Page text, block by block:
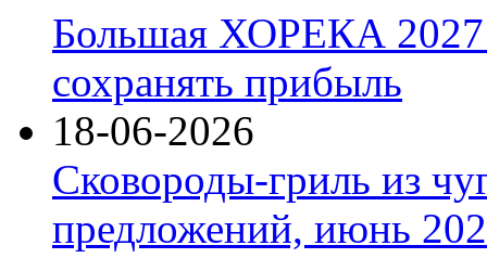
Большая ХОРЕКА 2027:
сохранять прибыль
18-06-2026
Сковороды-гриль из
предложений, июнь